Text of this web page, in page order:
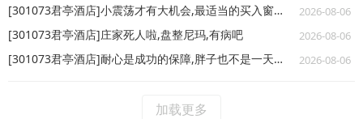
[301073君亭酒店]小震荡才有大机会,最适当的买入窗口哟 2026-08-06
[301073君亭酒店]庄家死人啦,盘整尼玛,有病吧 2026-08-06
[301073君亭酒店]耐心是成功的保障,胖子也不是一天长成,稳住 2026-08-06
加载更多